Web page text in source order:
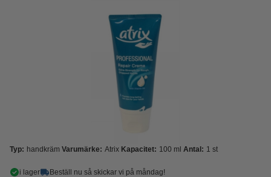
Typ: handkräm Varumärke: Atrix Kapacitet: 100 ml Antal: 1 st
i lager Beställ nu så skickar vi på måndag!